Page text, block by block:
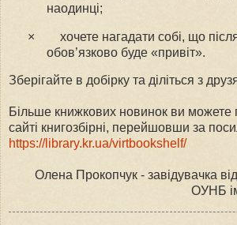
наодинці;
×
хочете нагадати собі, що
обов’язково буде «привіт».
Зберігайте в добірку та діліться з
Більше книжкових новинок ви можете
сайті книгозбірні, перейшовши за
https://library.kr.ua/virtbookshelf/
Олена Прокопчук - завідувачка
ОУНБ